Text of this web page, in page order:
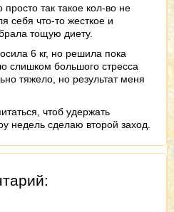
так такое кол-во не
себя что-то жесткое и
тощую диету.
6 кг, но решила пока
слишком большого стресса
тяжело, но результат меня
чтоб удержать
недель сделаю второй заход.